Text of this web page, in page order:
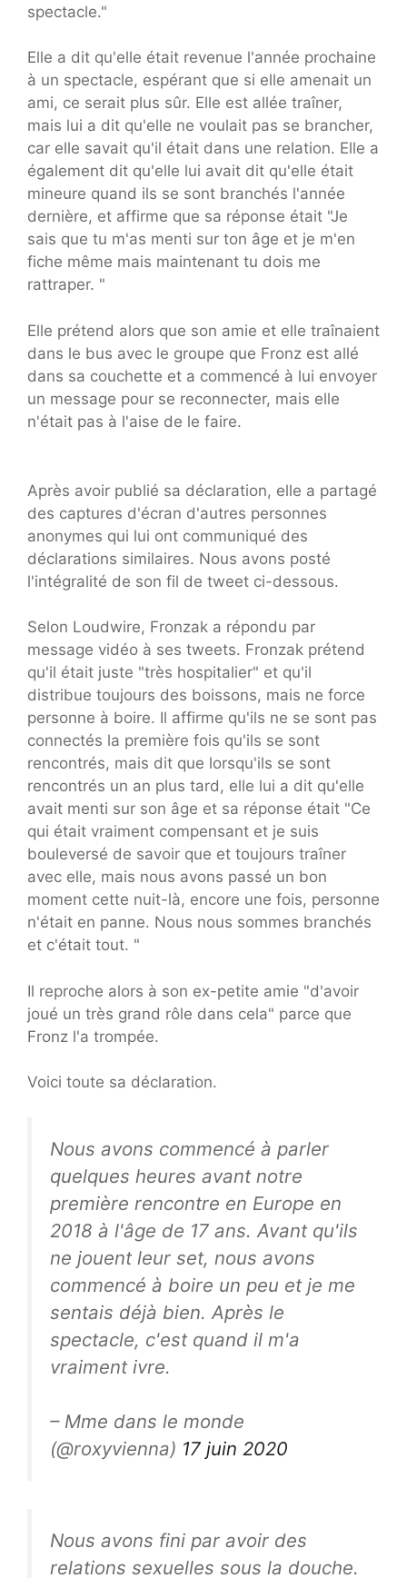
spectacle."
Elle a dit qu'elle était revenue l'année prochaine
à un spectacle, espérant que si elle amenait un
ami, ce serait plus sûr. Elle est allée traîner,
mais lui a dit qu'elle ne voulait pas se brancher,
car elle savait qu'il était dans une relation. Elle a
également dit qu'elle lui avait dit qu'elle était
mineure quand ils se sont branchés l'année
dernière, et affirme que sa réponse était "Je
sais que tu m'as menti sur ton âge et je m'en
fiche même mais maintenant tu dois me
rattraper. "
Elle prétend alors que son amie et elle traînaient
dans le bus avec le groupe que Fronz est allé
dans sa couchette et a commencé à lui envoyer
un message pour se reconnecter, mais elle
n'était pas à l'aise de le faire.
Après avoir publié sa déclaration, elle a partagé
des captures d'écran d'autres personnes
anonymes qui lui ont communiqué des
déclarations similaires. Nous avons posté
l'intégralité de son fil de tweet ci-dessous.
Selon Loudwire, Fronzak a répondu par
message vidéo à ses tweets. Fronzak prétend
qu'il était juste "très hospitalier" et qu'il
distribue toujours des boissons, mais ne force
personne à boire. Il affirme qu'ils ne se sont pas
connectés la première fois qu'ils se sont
rencontrés, mais dit que lorsqu'ils se sont
rencontrés un an plus tard, elle lui a dit qu'elle
avait menti sur son âge et sa réponse était "Ce
qui était vraiment compensant et je suis
bouleversé de savoir que et toujours traîner
avec elle, mais nous avons passé un bon
moment cette nuit-là, encore une fois, personne
n'était en panne. Nous nous sommes branchés
et c'était tout. "
Il reproche alors à son ex-petite amie "d'avoir
joué un très grand rôle dans cela" parce que
Fronz l'a trompée.
Voici toute sa déclaration.
Nous avons commencé à parler
quelques heures avant notre
première rencontre en Europe en
2018 à l'âge de 17 ans. Avant qu'ils
ne jouent leur set, nous avons
commencé à boire un peu et je me
sentais déjà bien. Après le
spectacle, c'est quand il m'a
vraiment ivre.
– Mme dans le monde
(@roxyvienna) 17 juin 2020
Nous avons fini par avoir des
relations sexuelles sous la douche.